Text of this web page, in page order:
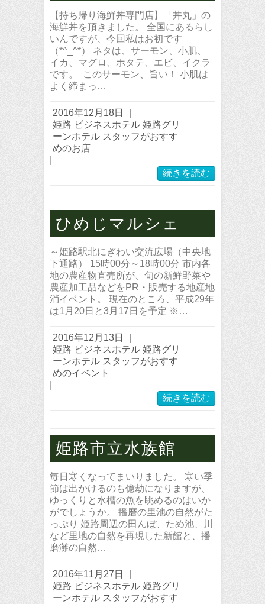
【持ち帰り海鮮丼専門店】「丼丸」の
海鮮丼を頂きました。 全国にあるらし
いんですが、今回私はお初です
（*^_^*） ネタは、サーモン、小肌、
イカ、マグロ、ホタテ、エビ、イクラ
です。 このサーモン、旨い！ 小肌は
よく締まっ…
2016年12月18日
姫路 ビジネスホテル 姫路グリ
ーンホテル スタッフがおすす
めのお店
続きを読む
ひめじマルシェ
～姫路駅北にぎわい交流広場（中央地
下通路） 15時00分～18時00分 市内各
地の農産物直売所が、旬の新鮮野菜や
農産加工品などをPR・販売する地産地
消イベント。 現在のところ、平成29年
は1月20日と3月17日を予定 ※…
2016年12月13日
姫路 ビジネスホテル 姫路グリ
ーンホテル スタッフがおすす
めのイベント
続きを読む
姫路市立水族館
毎日寒くなってまいりました。 寒い季
節は出かけるのも億劫になりますが、
ゆっくりと水槽の魚を眺めるのはいか
がでしょうか。 播磨の里池の自然がた
っぷり 姫路周辺の田んぼ、ため池、川
など里地の自然を再現した新館と、播
磨灘の自然…
2016年11月27日
姫路 ビジネスホテル 姫路グリ
ーンホテル スタッフがおすす